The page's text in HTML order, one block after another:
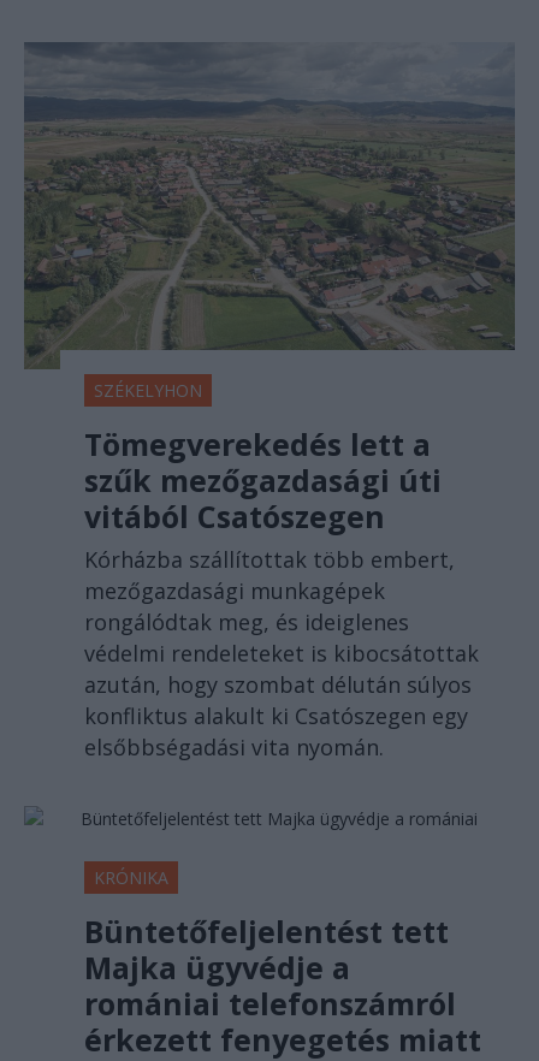
SZÉKELYHON
Tömegverekedés lett a
szűk mezőgazdasági úti
vitából Csatószegen
Kórházba szállítottak több embert,
mezőgazdasági munkagépek
rongálódtak meg, és ideiglenes
védelmi rendeleteket is kibocsátottak
azután, hogy szombat délután súlyos
konfliktus alakult ki Csatószegen egy
elsőbbségadási vita nyomán.
KRÓNIKA
Büntetőfeljelentést tett
Majka ügyvédje a
romániai telefonszámról
érkezett fenyegetés miatt